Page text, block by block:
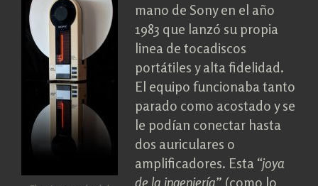
mano de Sony en el año
1983 que lanzó su propia
linea de tocadiscos
portátiles y alta fidelidad.
El equipo funcionaba tanto
parado como acostado y se
le podían conectar hasta
d0s auriculares o
amplificadores. Esta “joya
de la ingeniería” (como lo